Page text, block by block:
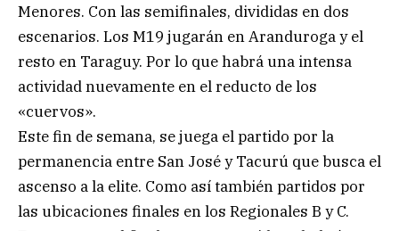
Menores. Con las semifinales, divididas en dos
escenarios. Los M19 jugarán en Aranduroga y el
resto en Taraguy. Por lo que habrá una intensa
actividad nuevamente en el reducto de los
«cuervos».
Este fin de semana, se juega el partido por la
permanencia entre San José y Tacurú que busca el
ascenso a la elite. Como así también partidos por
las ubicaciones finales en los Regionales B y C.